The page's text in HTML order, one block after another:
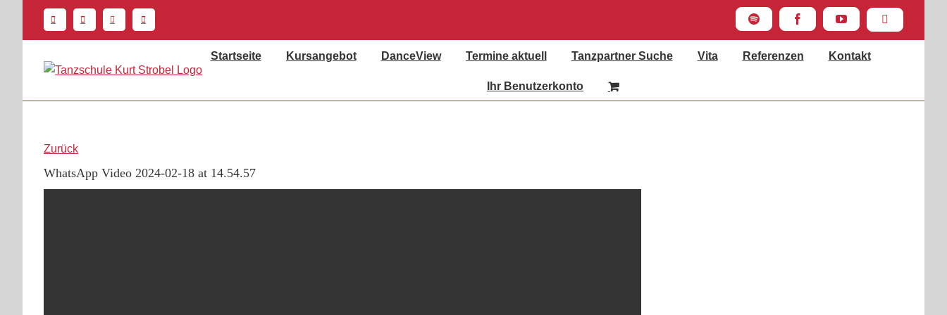
springen
Spotify FacebookYouTube Instagram
Startseite Kursangebot DanceView Termine aktuell Tanzpartner Suche Vita Referenzen Kontakt
Ihr Benutzerkonto
Zurück
WhatsApp Video 2024-02-18 at 14.54.57